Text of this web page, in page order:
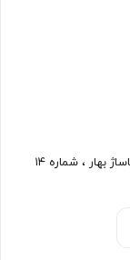
بهار ، شماره ۱۴